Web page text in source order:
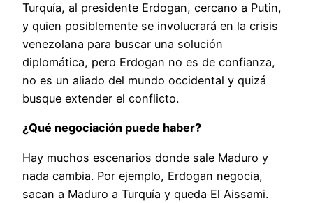
Turquía, al presidente Erdogan, cercano a Putin,
y quien posiblemente se involucrará en la crisis
venezolana para buscar una solución
diplomática, pero Erdogan no es de confianza,
no es un aliado del mundo occidental y quizá
busque extender el conflicto.
¿Qué negociación puede haber?
Hay muchos escenarios donde sale Maduro y
nada cambia. Por ejemplo, Erdogan negocia,
sacan a Maduro a Turquía y queda El Aissami.